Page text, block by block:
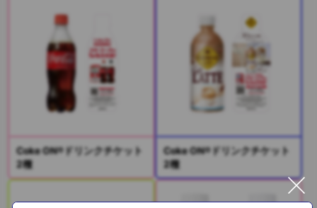
Coke ON®ドリンクチケット
2種
Coke ON®ドリンクチケット
2種